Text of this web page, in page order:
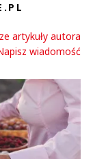
artykuły autora
wiadomość